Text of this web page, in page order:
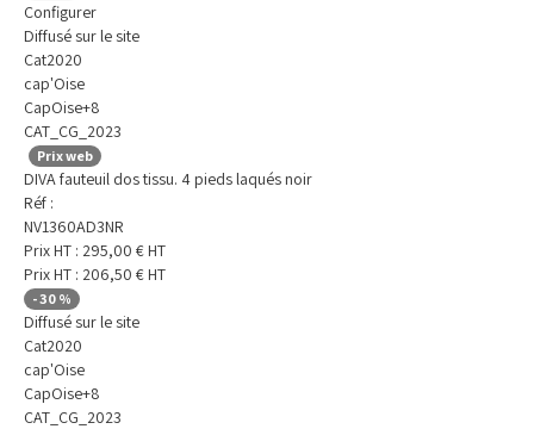
Configurer
Diffusé sur le site
Cat2020
cap'Oise
CapOise+8
CAT_CG_2023
Prix web
DIVA fauteuil dos tissu. 4 pieds laqués noir
Réf :
NV1360AD3NR
Prix HT : 295,00 € HT
Prix HT : 206,50 € HT
-30 %
Diffusé sur le site
Cat2020
cap'Oise
CapOise+8
CAT_CG_2023